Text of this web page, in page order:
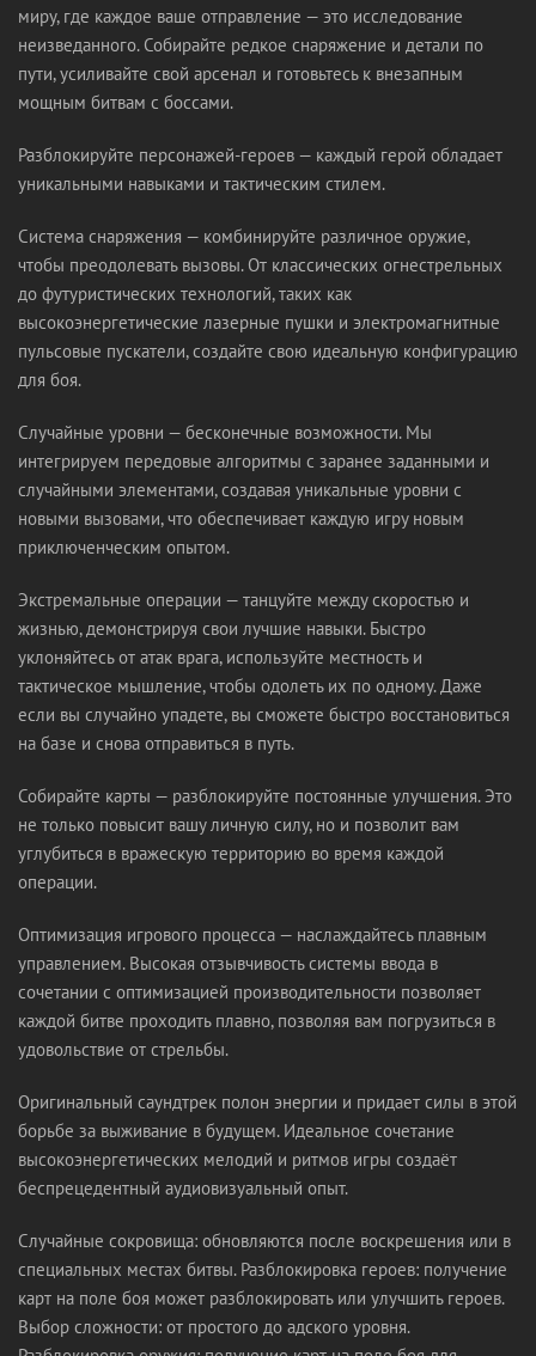
миру, где каждое ваше отправление — это исследование
неизведанного. Собирайте редкое снаряжение и детали по
пути, усиливайте свой арсенал и готовьтесь к внезапным
мощным битвам с боссами.
Разблокируйте персонажей-героев — каждый герой обладает
уникальными навыками и тактическим стилем.
Система снаряжения — комбинируйте различное оружие,
чтобы преодолевать вызовы. От классических огнестрельных
до футуристических технологий, таких как
высокоэнергетические лазерные пушки и электромагнитные
пульсовые пускатели, создайте свою идеальную конфигурацию
для боя.
Случайные уровни — бесконечные возможности. Мы
интегрируем передовые алгоритмы с заранее заданными и
случайными элементами, создавая уникальные уровни с
новыми вызовами, что обеспечивает каждую игру новым
приключенческим опытом.
Экстремальные операции — танцуйте между скоростью и
жизнью, демонстрируя свои лучшие навыки. Быстро
уклоняйтесь от атак врага, используйте местность и
тактическое мышление, чтобы одолеть их по одному. Даже
если вы случайно упадете, вы сможете быстро восстановиться
на базе и снова отправиться в путь.
Собирайте карты — разблокируйте постоянные улучшения. Это
не только повысит вашу личную силу, но и позволит вам
углубиться в вражескую территорию во время каждой
операции.
Оптимизация игрового процесса — наслаждайтесь плавным
управлением. Высокая отзывчивость системы ввода в
сочетании с оптимизацией производительности позволяет
каждой битве проходить плавно, позволяя вам погрузиться в
удовольствие от стрельбы.
Оригинальный саундтрек полон энергии и придает силы в этой
борьбе за выживание в будущем. Идеальное сочетание
высокоэнергетических мелодий и ритмов игры создаёт
беспрецедентный аудиовизуальный опыт.
Случайные сокровища: обновляются после воскрешения или в
специальных местах битвы. Разблокировка героев: получение
карт на поле боя может разблокировать или улучшить героев.
Выбор сложности: от простого до адского уровня.